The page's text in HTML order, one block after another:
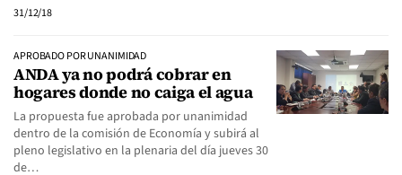
31/12/18
APROBADO POR UNANIMIDAD
ANDA ya no podrá cobrar en
hogares donde no caiga el agua
La propuesta fue aprobada por unanimidad
dentro de la comisión de Economía y subirá al
pleno legislativo en la plenaria del día jueves 30
de…